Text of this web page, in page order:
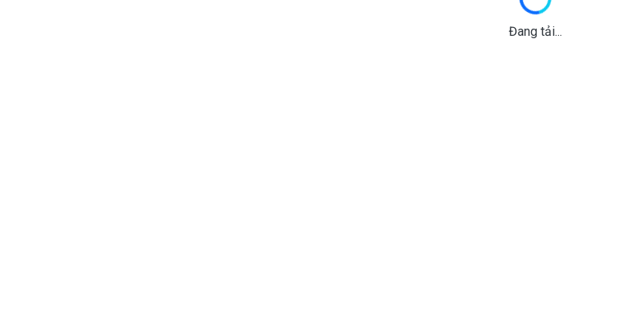
Đang tải...